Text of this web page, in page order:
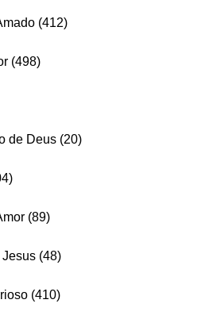
(412)
(498)
de Deus (20)
(89)
(48)
(410)